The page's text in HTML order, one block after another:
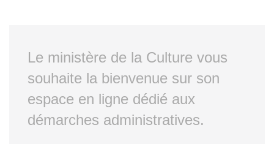
Le ministère de la Culture vous
souhaite la bienvenue sur son
espace en ligne dédié aux
démarches administratives.